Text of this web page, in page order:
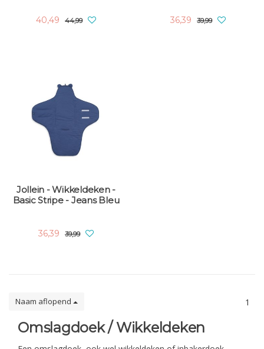
40,49 44,99 36,39 39,99
Jollein - Wikkeldeken -
Basic Stripe - Jeans Bleu
36,39 39,99
Naam aflopend 1
Omslagdoek / Wikkeldeken